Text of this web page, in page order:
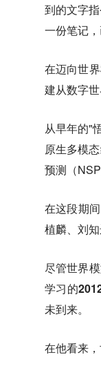
到的文字
一份笔记，
在迈向世
建从数字
从早年的"
原生多模
预测（
在这段期
植麟、刘
尽管世界
学习的
未到来。
在他看来